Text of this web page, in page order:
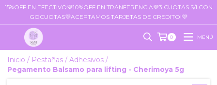
15%OFF EN EFECTIVO💜10%OFF EN TRANFERENCIA💜3 CUOTAS S/I CON
GOCUOTAS💜ACEPTAMOS TARJETAS DE CREDITO!💜
0 MENÚ
Inicio / Pestañas / Adhesivos /
Pegamento Balsamo para lifting - Cherimoya 5g